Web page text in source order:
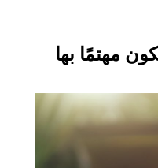
مهتمًا بها